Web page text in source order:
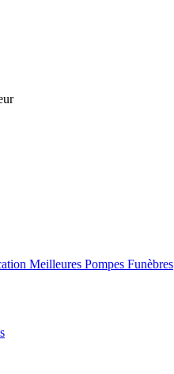
Meilleures Pompes Funèbres